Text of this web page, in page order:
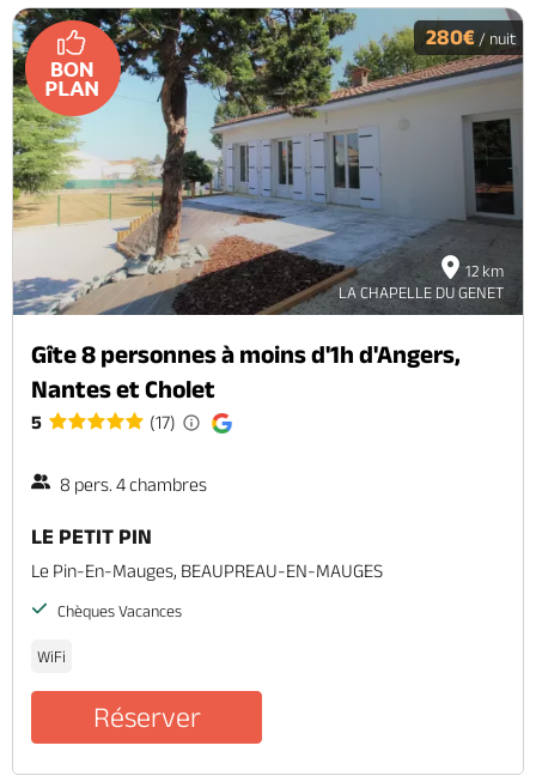
12 km
LA CHAPELLE DU GENET
280€ / nuit
Gîte 8 personnes à moins d'1h d'Angers,
Nantes et Cholet
5 (17)
8 pers. 4 chambres
LE PETIT PIN
Le Pin-En-Mauges, BEAUPREAU-EN-MAUGES
Chèques Vacances
WiFi
Réserver